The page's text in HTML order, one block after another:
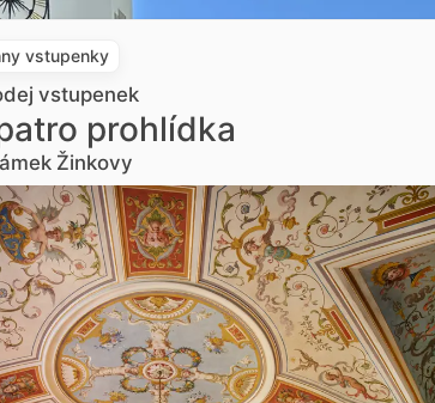
vstupenky
vstupenek
prohlídka
Žinkovy